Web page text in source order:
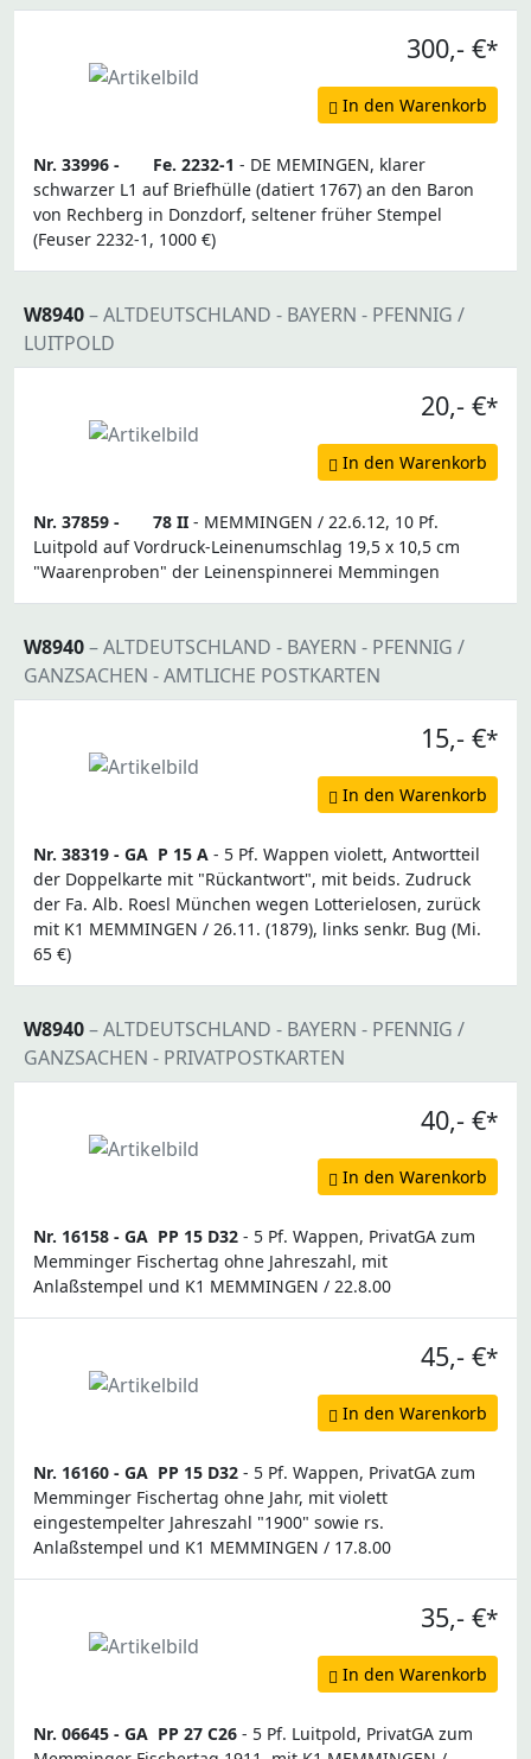
300,- €*
In den Warenkorb
Nr. 33996 - Fe. 2232-1 - DE MEMINGEN, klarer
schwarzer L1 auf Briefhülle (datiert 1767) an den Baron
von Rechberg in Donzdorf, seltener früher Stempel
(Feuser 2232-1, 1000 €)
W8940– ALTDEUTSCHLAND - BAYERN - PFENNIG /
LUITPOLD
20,- €*
In den Warenkorb
Nr. 37859 - 78 II - MEMMINGEN / 22.6.12, 10 Pf.
Luitpold auf Vordruck-Leinenumschlag 19,5 x 10,5 cm
"Waarenproben" der Leinenspinnerei Memmingen
W8940– ALTDEUTSCHLAND - BAYERN - PFENNIG /
GANZSACHEN - AMTLICHE POSTKARTEN
15,- €*
In den Warenkorb
Nr. 38319 - GA P 15 A - 5 Pf. Wappen violett, Antwortteil
der Doppelkarte mit "Rückantwort", mit beids. Zudruck
der Fa. Alb. Roesl München wegen Lotterielosen, zurück
mit K1 MEMMINGEN / 26.11. (1879), links senkr. Bug (Mi.
65 €)
W8940– ALTDEUTSCHLAND - BAYERN - PFENNIG /
GANZSACHEN - PRIVATPOSTKARTEN
40,- €*
In den Warenkorb
Nr. 16158 - GA PP 15 D32 - 5 Pf. Wappen, PrivatGA zum
Memminger Fischertag ohne Jahreszahl, mit
Anlaßstempel und K1 MEMMINGEN / 22.8.00
45,- €*
In den Warenkorb
Nr. 16160 - GA PP 15 D32 - 5 Pf. Wappen, PrivatGA zum
Memminger Fischertag ohne Jahr, mit violett
eingestempelter Jahreszahl "1900" sowie rs.
Anlaßstempel und K1 MEMMINGEN / 17.8.00
35,- €*
In den Warenkorb
Nr. 06645 - GA PP 27 C26 - 5 Pf. Luitpold, PrivatGA zum